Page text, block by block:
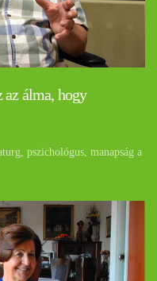
az álma, hogy
pszichológus, manapság a